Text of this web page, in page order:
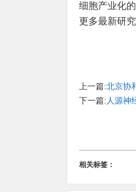
细胞产业化
更多最新研
上一篇:北京协
下一篇:人源神
相关标签：